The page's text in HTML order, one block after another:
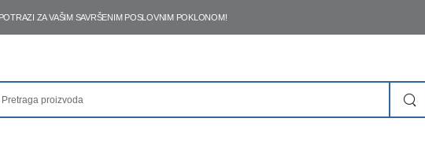
ZA VAŠIM SAVRŠENIM POSLOVNIM POKLONOM!